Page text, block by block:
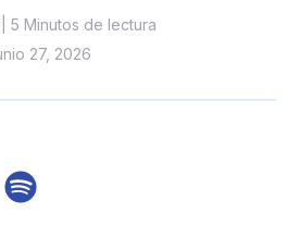
| 5 Minutos de lectura
27, 2026